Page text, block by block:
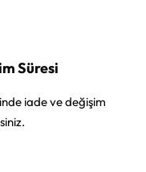
Süresi
iade ve değişim